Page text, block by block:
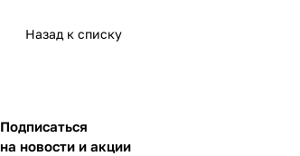
Назад к списку
Подписаться
на новости и акции